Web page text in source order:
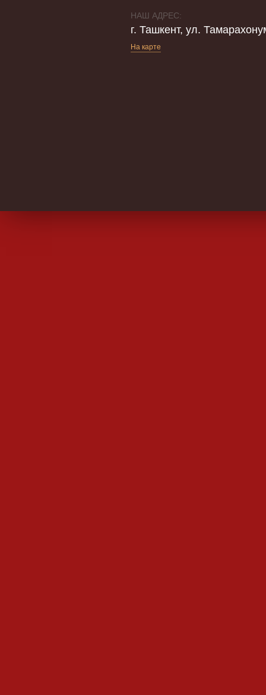
НАШ АДРЕС:
г. Ташкент, ул.
На карте